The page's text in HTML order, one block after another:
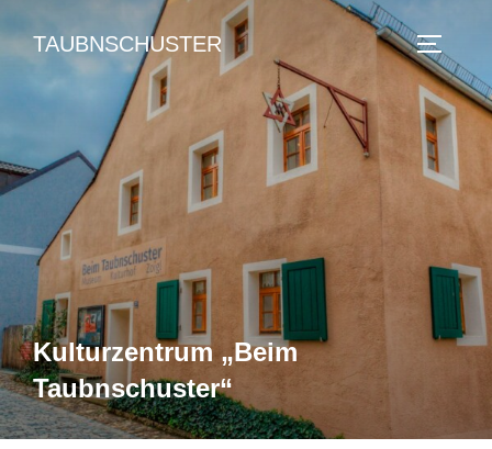
InhaltTAUBNSCHUSTER
Kulturzentrum „Beim
Taubnschuster“